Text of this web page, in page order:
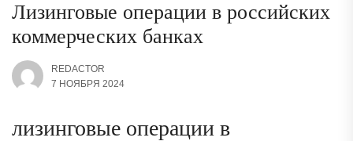
Лизинговые операции в российских
коммерческих банках
REDACTOR
7 НОЯБРЯ 2024
лизинговые операции в